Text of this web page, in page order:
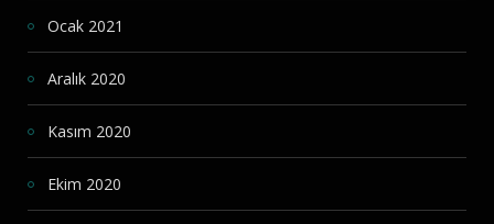
Ocak 2021
Aralık 2020
Kasım 2020
Ekim 2020